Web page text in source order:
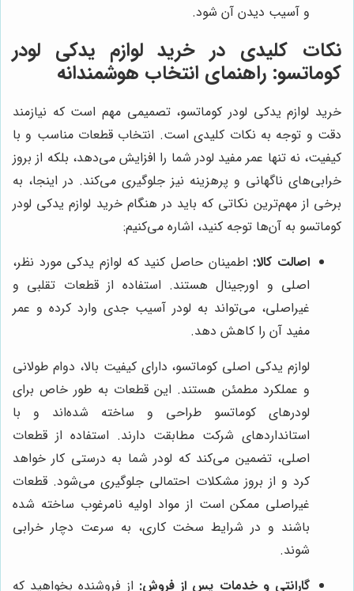
و آسیب دیدن آن شود.
نکات کلیدی در خرید لوازم یدکی لودر
کوماتسو: راهنمای انتخاب هوشمندانه
خرید لوازم یدکی لودر کوماتسو، تصمیمی مهم است که نیازمند
دقت و توجه به نکات کلیدی است. انتخاب قطعات مناسب و با
کیفیت، نه تنها عمر مفید لودر شما را افزایش می‌دهد، بلکه از بروز
خرابی‌های ناگهانی و پرهزینه نیز جلوگیری می‌کند. در اینجا، به
برخی از مهم‌ترین نکاتی که باید در هنگام خرید لوازم یدکی لودر
کوماتسو به آن‌ها توجه کنید، اشاره می‌کنیم:
اصالت کالا: اطمینان حاصل کنید که لوازم یدکی مورد نظر،
اصلی و اورجینال هستند. استفاده از قطعات تقلبی و
غیراصلی، می‌تواند به لودر آسیب جدی وارد کرده و عمر
مفید آن را کاهش دهد.
لوازم یدکی اصلی کوماتسو، دارای کیفیت بالا، دوام طولانی
و عملکرد مطمئن هستند. این قطعات به طور خاص برای
لودرهای کوماتسو طراحی و ساخته شده‌اند و با
استانداردهای شرکت مطابقت دارند. استفاده از قطعات
اصلی، تضمین می‌کند که لودر شما به درستی کار خواهد
کرد و از بروز مشکلات احتمالی جلوگیری می‌شود. قطعات
غیراصلی ممکن است از مواد اولیه نامرغوب ساخته شده
باشند و در شرایط سخت کاری، به سرعت دچار خرابی
شوند.
گارانتی و خدمات پس از فروش: از فروشنده بخواهید که